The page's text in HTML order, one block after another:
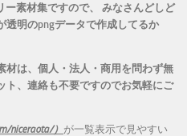
ー素材集ですので、 みなさんどしど
透明のpngデータで作成してるか
材は、個人・法人・商用を問わず無
ト、連絡も不要ですのでお気軽にご
niceraota/） が一覧表示で見やすい